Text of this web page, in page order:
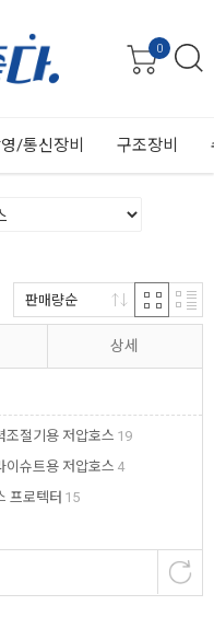
0
/통신장비 구조장비
조절기용 저압호스 19
이슈트용 저압호스 4
프로텍터 15
상세
판매량순